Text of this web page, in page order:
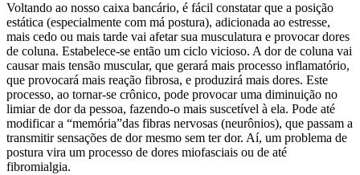
Voltando ao nosso caixa bancário, é fácil constatar que a posição
estática (especialmente com má postura), adicionada ao estresse,
mais cedo ou mais tarde vai afetar sua musculatura e provocar dores
de coluna. Estabelece-se então um ciclo vicioso. A dor de coluna vai
causar mais tensão muscular, que gerará mais processo inflamatório,
que provocará mais reação fibrosa, e produzirá mais dores. Este
processo, ao tornar-se crônico, pode provocar uma diminuição no
limiar de dor da pessoa, fazendo-o mais suscetível à ela. Pode até
modificar a “memória”das fibras nervosas (neurônios), que passam a
transmitir sensações de dor mesmo sem ter dor. Aí, um problema de
postura vira um processo de dores miofasciais ou de até
fibromialgia.